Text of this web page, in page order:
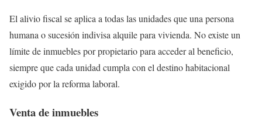
El alivio fiscal se aplica a todas las unidades que una persona
humana o sucesión indivisa alquile para vivienda. No existe un
límite de inmuebles por propietario para acceder al beneficio,
siempre que cada unidad cumpla con el destino habitacional
exigido por la reforma laboral.
Venta de inmuebles